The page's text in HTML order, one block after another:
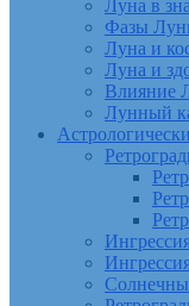
Луна в
Фазы
Луна и
Луна и
Влияние
Лунный